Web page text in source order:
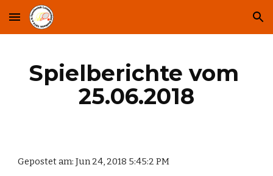
Skip to main content Skip to navigation
Spielberichte vom
25.06.2018
Gepostet am: Jun 24, 2018 5:45:2 PM